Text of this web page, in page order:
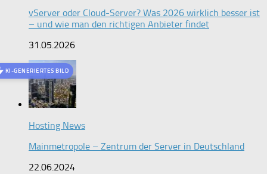
vServer oder Cloud-Server? Was 2026 wirklich besser ist
– und wie man den richtigen Anbieter findet
31.05.2026
KI-GENERIERTES BILD
Hosting News
Mainmetropole – Zentrum der Server in Deutschland
22.06.2024